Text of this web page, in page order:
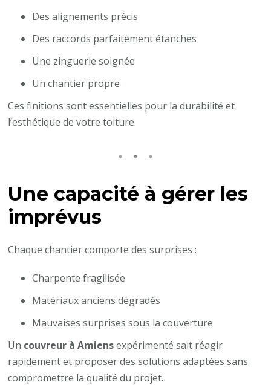
Des alignements précis
Des raccords parfaitement étanches
Une zinguerie soignée
Un chantier propre
Ces finitions sont essentielles pour la durabilité et
l’esthétique de votre toiture.
Une capacité à gérer les
imprévus
Chaque chantier comporte des surprises :
Charpente fragilisée
Matériaux anciens dégradés
Mauvaises surprises sous la couverture
Un couvreur à Amiensexpérimenté sait réagir
rapidement et proposer des solutions adaptées sans
compromettre la qualité du projet.